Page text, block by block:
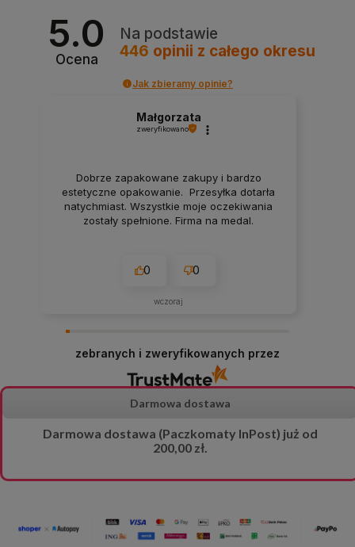
5.0
Ocena
Na podstawie
446 opinii z całego okresu
Jak zbieramy opinie?
Małgorzata
zweryfikowano
Dobrze zapakowane zakupy i bardzo
estetyczne opakowanie. Przesyłka dotarła
natychmiast. Wszystkie moje oczekiwania
zostały spełnione. Firma na medal.
0 0
wczoraj
zebranych i zweryfikowanych przez
Darmowa dostawa
Darmowa dostawa (Paczkomaty InPost) już od
200,00 zł.